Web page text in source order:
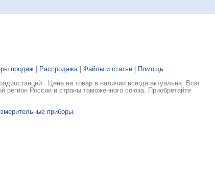
продаж Распродажа| Файлы и статьи
Помощь
. Цена на товар в наличии всегда актуальна. Всю
регион России и страны таможенного союза. Приобретайте
приборы.